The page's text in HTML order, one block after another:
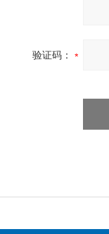
验证码：